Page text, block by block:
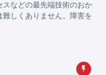
などの最先端技術のおか
しくありません。障害を